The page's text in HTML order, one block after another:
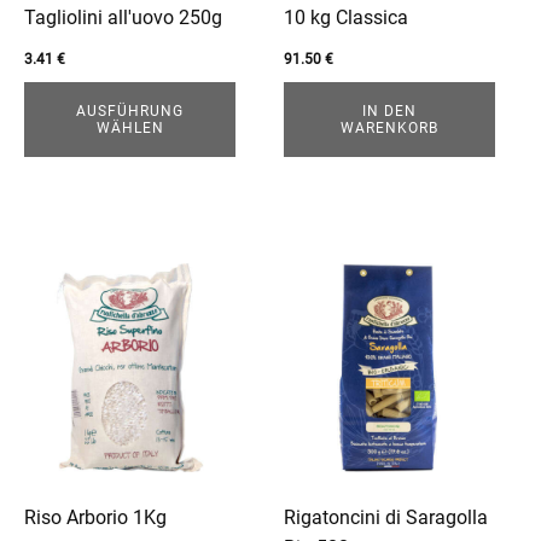
Tagliolini all'uovo 250g
3.41 €
AUSFÜHRUNG
WÄHLEN
können
auf
der
Produktseite
10 kg Classica
91.50€
IN DEN
WARENKORB
Riso Arborio 1Kg
Dieses
Produkt
mehrere
Varianten
können
Rigatoncini di Saragolla
Produkt
mehrere
Varianten
können